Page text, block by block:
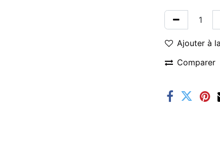
Ajouter à
Comparer